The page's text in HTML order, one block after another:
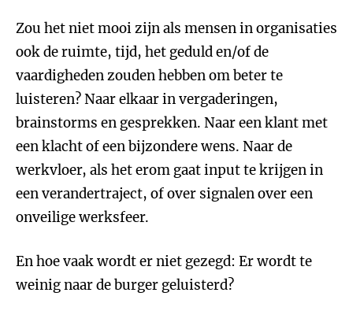
Zou het niet mooi zijn als mensen in organisaties
ook de ruimte, tijd, het geduld en/of de
vaardigheden zouden hebben om beter te
luisteren? Naar elkaar in vergaderingen,
brainstorms en gesprekken. Naar een klant met
een klacht of een bijzondere wens. Naar de
werkvloer, als het erom gaat input te krijgen in
een verandertraject, of over signalen over een
onveilige werksfeer.
En hoe vaak wordt er niet gezegd: Er wordt te
weinig naar de burger geluisterd?